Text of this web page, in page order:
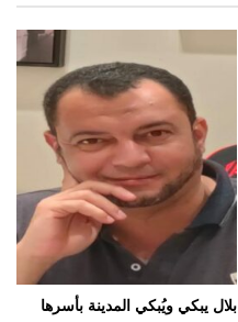
بلال يبكي ويُبكي المدينة بأسرها